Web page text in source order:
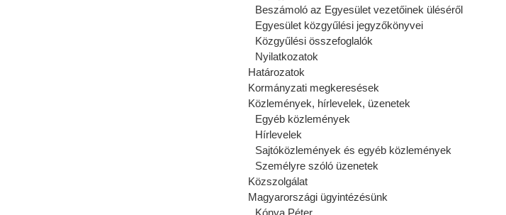
Beszámoló az Egyesület vezetőinek üléséről
Egyesület közgyűlési jegyzőkönyvei
Közgyűlési összefoglalók
Nyilatkozatok
Határozatok
Kormányzati megkeresések
Közlemények, hírlevelek, üzenetek
Egyéb közlemények
Hírlevelek
Sajtóközlemények és egyéb közlemények
Személyre szóló üzenetek
Közszolgálat
Magyarországi ügyintézésünk
Kónya Péter